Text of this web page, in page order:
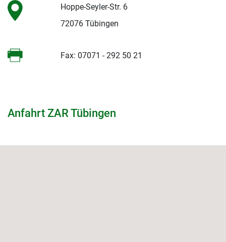
Hoppe-Seyler-Str. 6
72076 Tübingen
Fax: 07071 - 292 50 21
Anfahrt ZAR Tübingen